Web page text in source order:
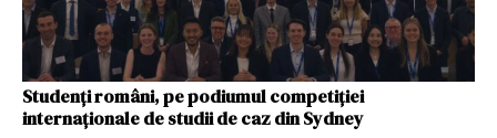
Studenți români, pe podiumul competiției
internaționale de studii de caz din Sydney